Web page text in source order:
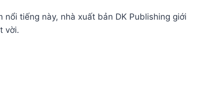
tiếng này, nhà xuất bản DK Publishing giới
vời.